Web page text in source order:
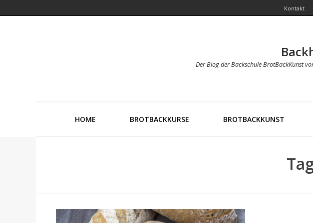
Kontakt
Der Blog der Backschule BrotBackKunst
HOME BROTBACKKURSE BROTBACKKUNST